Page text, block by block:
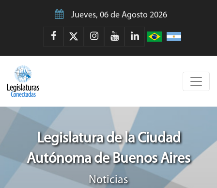
Jueves, 06 de Agosto 2026
Legislatura de la Ciudad
Autónoma de Buenos Aires
Noticias